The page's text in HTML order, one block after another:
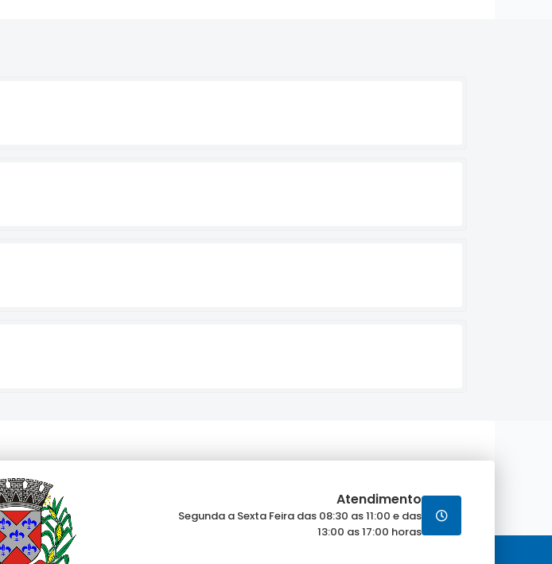
Atendimento
Segunda a Sexta Feira das 08:30 as 11:00 e das
13:00 as 17:00 horas